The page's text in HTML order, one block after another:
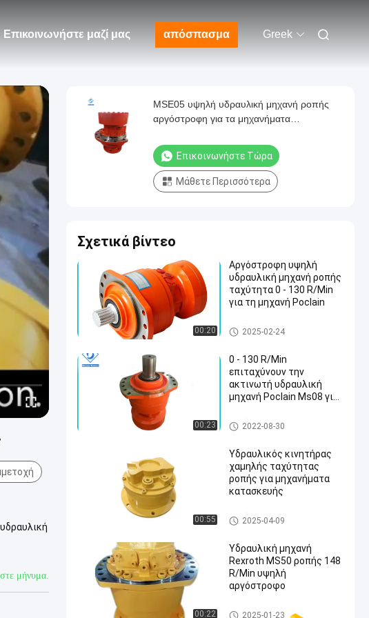
Επικοινωνήστε μαζί μας απόσπασμα Greek
μήνυμα.
MSE05 υψηλή υδραυλική μηχανή ροπής
αργόστροφη για τα μηχανήματα
Επικοινωνήστε Τώρα
Μάθετε Περισσότερα
Σχετικά βίντεο
00:20
Αργόστροφη υψηλή
υδραυλική μηχανή ροπής
ταχύτητα 0 - 130 R/Min
για τη μηχανή Poclain
Αργόστροφη υψηλή υδραυλι
κή μηχανή ροπής
2025-02-24
00:23
0 - 130 R/Min
επιταχύνουν την
ακτινωτή υδραυλική
μηχανή Poclain Ms08 για
Αργόστροφη υψηλή υδραυλι
κή μηχανή ροπής
2022-08-30
00:55
Υδραυλικός κινητήρας
χαμηλής ταχύτητας
ροπής για μηχανήματα
κατασκευής
Αργόστροφη υψηλή υδραυλι
κή μηχανή ροπής
2025-04-09
00:22
Υδραυλική μηχανή
Rexroth MS50 ροπής 148
R/Min υψηλή
αργόστροφο
Αργόστροφη υψηλή υδραυλι
2025-01-23